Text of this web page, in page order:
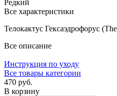
Редкий
Все характеристики
Телокактус Гексаэдрофорус
Все описание
Инструкция по уходу
Все товары категории
470 руб.
В корзину